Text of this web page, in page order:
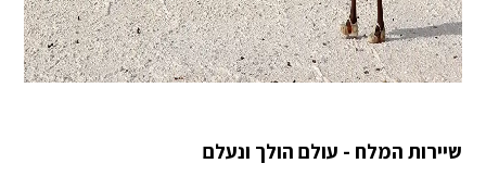
שיירות המלח - עולם הולך ונעלם